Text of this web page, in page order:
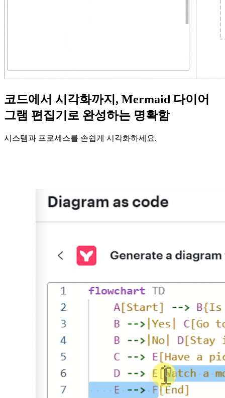
코드에서 시각화까지, Mermaid 다이어
그램 편집기로 완성하는 명확함
시스템과 프로세스를 손쉽게 시각화하세요.